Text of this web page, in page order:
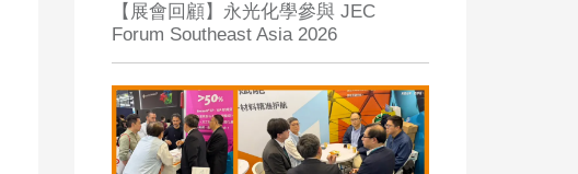
【展會回顧】永光化學參與 JEC
Forum Southeast Asia 2026